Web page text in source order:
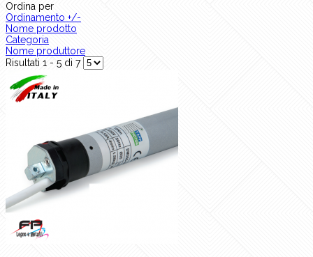
Ordina per
Ordinamento +/-
Nome prodotto
Categoria
Nome produttore
Risultati 1 - 5 di 7